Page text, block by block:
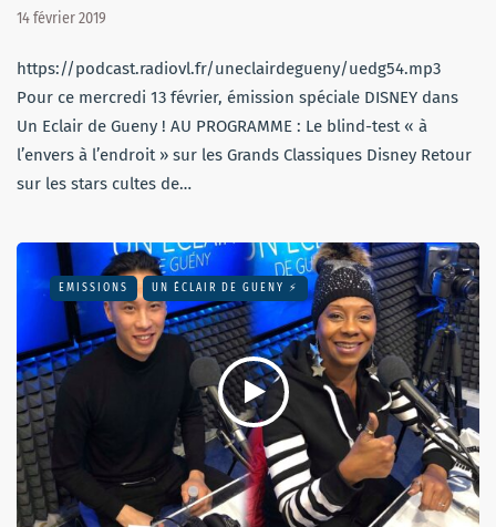
14 février 2019
https://podcast.radiovl.fr/uneclairdegueny/uedg54.mp3
Pour ce mercredi 13 février, émission spéciale DISNEY dans
Un Eclair de Gueny ! AU PROGRAMME : Le blind-test « à
l’envers à l’endroit » sur les Grands Classiques Disney Retour
sur les stars cultes de…
EMISSIONS UN ÉCLAIR DE GUENY ⚡️